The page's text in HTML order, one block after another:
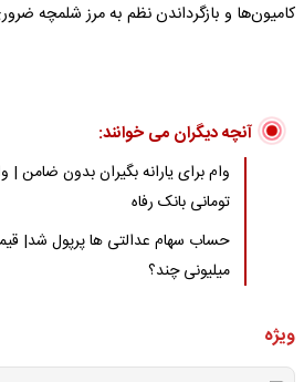
کامیون‌ها و بازگرداندن نظم به مرز شلمچه
آنچه دیگران می خوانند:
تومانی بانک رفاه
حساب سهام عدالتی ها پرپول شد|
میلیونی چند؟
ویژه